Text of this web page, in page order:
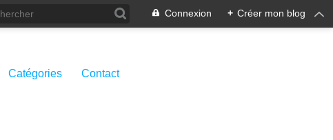
Connexion + Créer mon blog
Catégories Contact